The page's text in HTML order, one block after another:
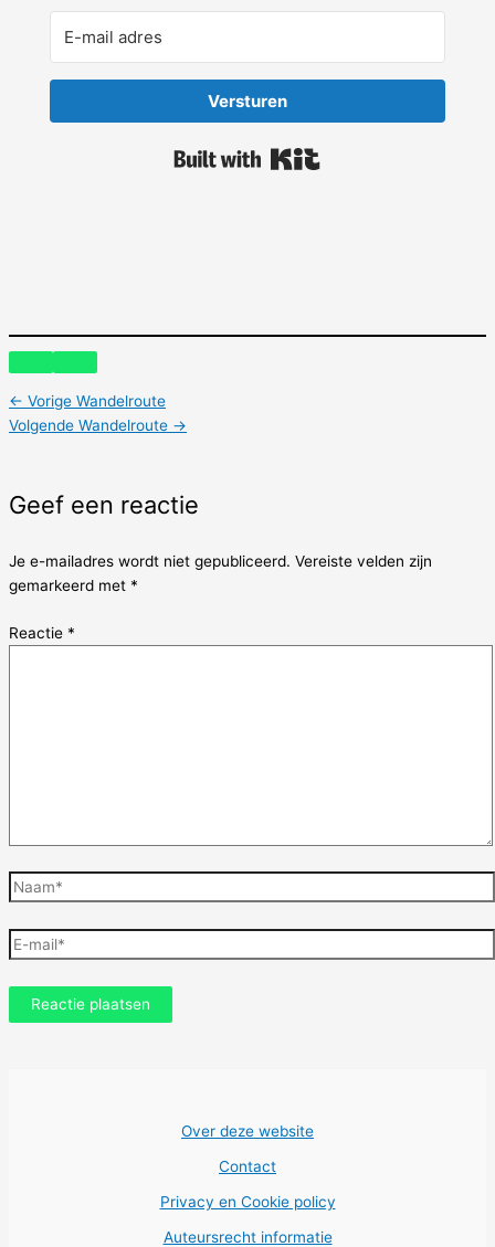
Versturen
← Vorige Wandelroute
Volgende Wandelroute →
Geef een reactie
Je e-mailadres wordt niet gepubliceerd. Vereiste velden zijn
gemarkeerd met *
Reactie *
Naam*
E-
mail*
Over deze website
Contact
Privacy en Cookie policy
Auteursrecht informatie